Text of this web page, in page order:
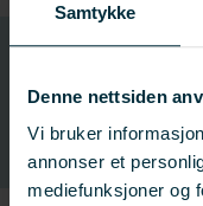
Samtykke
Denne nettsiden
Vi bruker
annonser et
mediefunksjoner og
lusespising hos
Prosjektnummer: